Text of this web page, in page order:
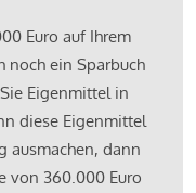
Euro auf Ihrem
noch ein Sparbuch
Eigenmittel in
diese Eigenmittel
ausmachen, dann
von 360.000 Euro